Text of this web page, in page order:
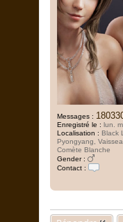
Messages :
Enregistré le : lun.
Localisation : Black
Pyongyang,
Comète Blanche
Gender :
Contact :
n
a
c